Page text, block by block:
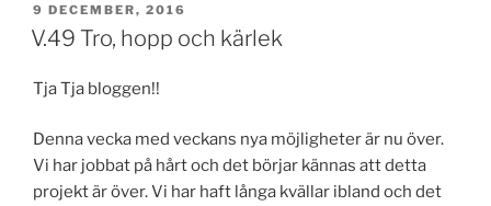
PUBLICERAT
9 DECEMBER, 2016
V.49 Tro, hopp och kärlek
Tja Tja bloggen!!
Denna vecka med veckans nya möjligheter är nu över.
Vi har jobbat på hårt och det börjar kännas att detta
projekt är över. Vi har haft långa kvällar ibland och det